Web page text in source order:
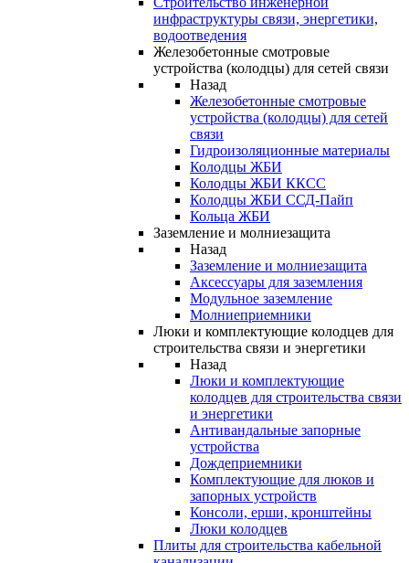
инфраструктуры связи, энергетики,
водоотведения
Железобетонные смотровые
устройства (колодцы) для сетей связи
Назад
Железобетонные смотровые
устройства (колодцы) для сетей
связи
Гидроизоляционные материалы
Колодцы ЖБИ
Колодцы ЖБИ ККСС
Колодцы ЖБИ ССД-Пайп
Кольца ЖБИ
Заземление и молниезащита
Назад
Заземление и молниезащита
Аксессуары для заземления
Модульное заземление
Молниеприемники
Люки и комплектующие колодцев для
строительства связи и энергетики
Назад
Люки и комплектующие
колодцев для строительства связи
и энергетики
Антивандальные запорные
устройства
Дождеприемники
Комплектующие для люков и
запорных устройств
Консоли, ерши, кронштейны
Люки колодцев
Плиты для строительства кабельной